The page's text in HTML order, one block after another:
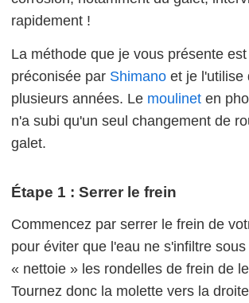
rapidement !
La méthode que je vous présente
préconisée par Shimano et je l'utilise
plusieurs années. Le moulinet en
n'a subi qu'un seul changement de
galet.
Étape 1 : Serrer le frein
Commencez par serrer le frein de
pour éviter que l'eau ne s'infiltre
« nettoie » les rondelles de frein de
Tournez donc la molette vers la